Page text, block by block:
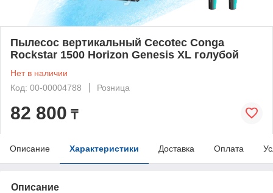
Пылесос вертикальный Cecotec Conga
Rockstar 1500 Horizon Genesis XL голубой
Нет в наличии
Код: 00-00004788
Розница
82 800 ₸
Описание Характеристики Доставка Оплата
Описание